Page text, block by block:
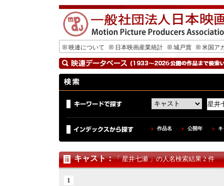
映連について 日本映画産業統計 城戸賞 米国ア
作品名 公開年
キャスト：「 星井七瀬 」の人名検索結果 2 件
1